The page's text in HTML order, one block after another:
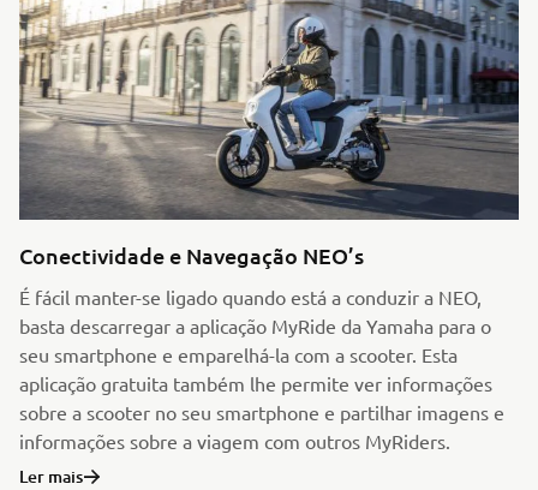
Conectividade e Navegação NEO’s
É fácil manter-se ligado quando está a conduzir a NEO,
basta descarregar a aplicação MyRide da Yamaha para o
seu smartphone e emparelhá-la com a scooter. Esta
aplicação gratuita também lhe permite ver informações
sobre a scooter no seu smartphone e partilhar imagens e
informações sobre a viagem com outros MyRiders.
Ler mais